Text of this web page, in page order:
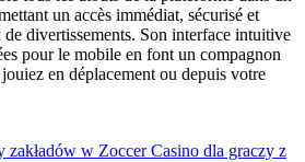
un accès immédiat, sécurisé et
divertissements. Son interface intuitive
pour le mobile en font un compagnon
en déplacement ou depuis votre
w Zoccer Casino dla graczy z